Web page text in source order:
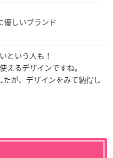
優しいブランド
という人も！
えるデザインですね。
が、デザインをみて納得し